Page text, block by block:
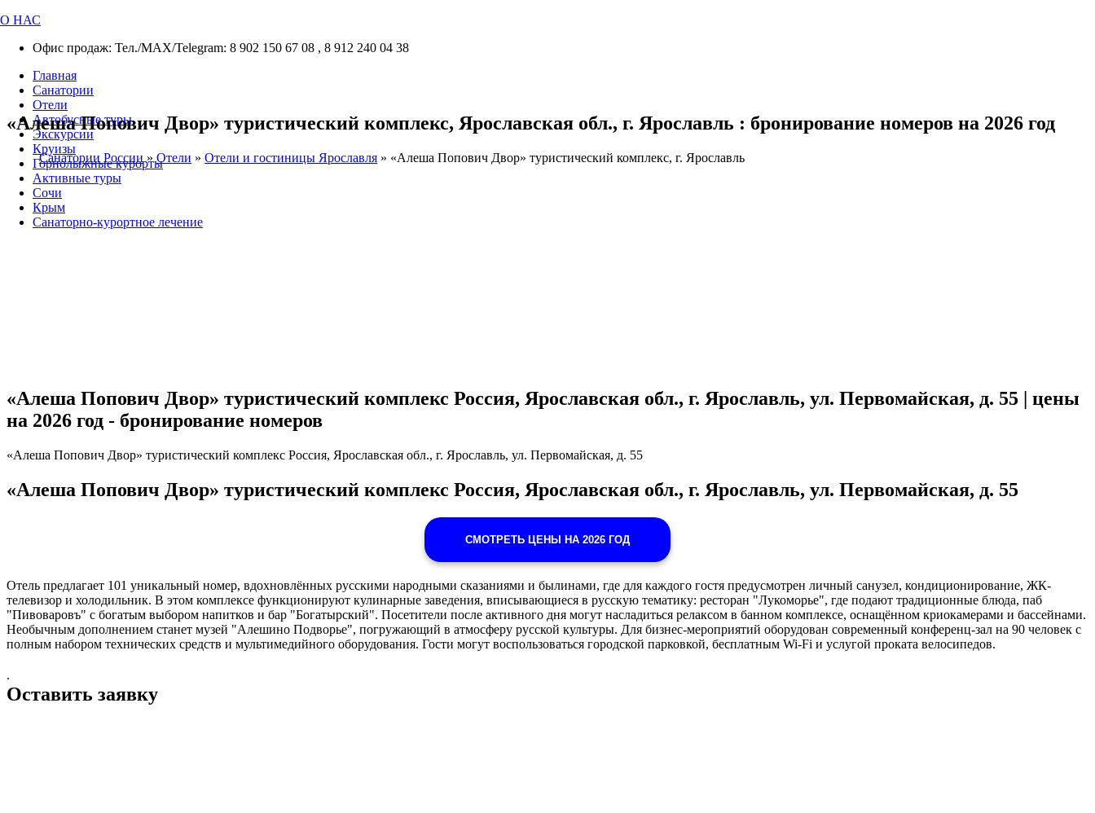
О НАС
Офис продаж: Тел./МАХ/Telegram: 8 902 150 67 08 , 8 912 240 04 38
Главная
Санатории
Отели
Автобусные туры
Экскурсии
Круизы
Горнолыжные курорты
Активные туры
Сочи
Крым
Санаторно-курортное лечение
«Алеша Попович Двор» туристический комплекс, Ярославская обл., г. Ярославль : бронирование номеров на 2026 год
Санатории России » Отели » Отели и гостиницы Ярославля » «Алеша Попович Двор» туристический комплекс, г. Ярославль
«Алеша Попович Двор» туристический комплекс Россия, Ярославская обл., г. Ярославль, ул. Первомайская, д. 55 | цены
на 2026 год - бронирование номеров
«Алеша Попович Двор» туристический комплекс Россия, Ярославская обл., г. Ярославль, ул. Первомайская, д. 55
«Алеша Попович Двор» туристический комплекс Россия, Ярославская обл., г. Ярославль, ул. Первомайская, д. 55
СМОТРЕТЬ ЦЕНЫ НА 2026 ГОД
Отель предлагает 101 уникальный номер, вдохновлённых русскими народными сказаниями и былинами, где для каждого гостя предусмотрен личный санузел, кондиционирование, ЖК-
телевизор и холодильник. В этом комплексе функционируют кулинарные заведения, вписывающиеся в русскую тематику: ресторан "Лукоморье", где подают традиционные блюда, паб
"Пивоваровъ" с богатым выбором напитков и бар "Богатырский". Посетители после активного дня могут насладиться релаксом в банном комплексе, оснащённом криокамерами и бассейнами.
Необычным дополнением станет музей "Алешино Подворье", погружающий в атмосферу русской культуры. Для бизнес-мероприятий оборудован современный конференц-зал на 90 человек с
полным набором технических средств и мультимедийного оборудования. Гости могут воспользоваться городской парковкой, бесплатным Wi-Fi и услугой проката велосипедов.
.
Оставить заявку